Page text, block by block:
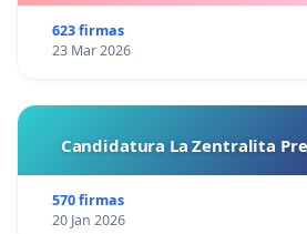
623 firmas
23 Mar 2026
Candidatura La Zentralita
570 firmas
20 Jan 2026